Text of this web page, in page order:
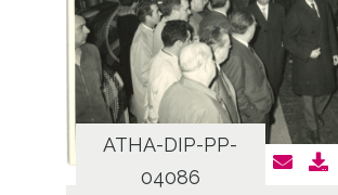
ATHA-DIP-PP-
04086